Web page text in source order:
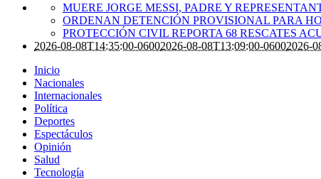
MUERE JORGE MESSI, PADRE Y
ORDENAN DETENCIÓN PROVISIONAL PARA
PROTECCIÓN CIVIL REPORTA 68 RESCATES
2026-08-08T14:35:00-06002026-08-08T13:09:00-06002026-
Inicio
Nacionales
Internacionales
Política
Deportes
Espectáculos
Opinión
Salud
Tecnología